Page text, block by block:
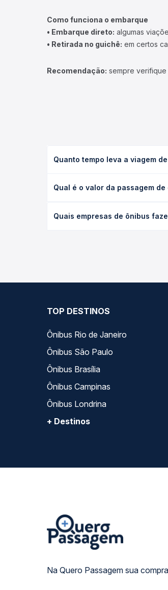
Como funciona o embarque
• Embarque direto: algumas
• Retirada no guichê: em certos
Recomendação: sempre
Quanto tempo leva a viagem
executivo ou leito) e as
Qual é o valor da passagem
de poltrona e a antecedência da
Quais empresas de ônibus
TOP DESTINOS
Ônibus Rio de Janeiro
Ônibus São Paulo
Ônibus Brasília
Ônibus Campinas
Ônibus Londrina
+ Destinos
Na Quero Passagem sua